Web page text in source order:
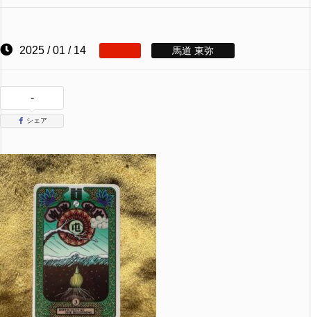
2025 / 01 / 14 馬道 東弥
-
シェア